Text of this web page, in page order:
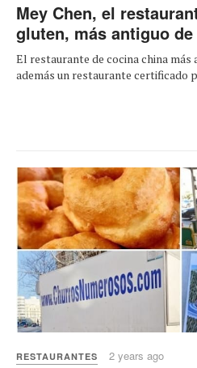
Mey Chen, el
gluten, más antiguo de
El restaurante de cocina china más
además un restaurante certificado
RESTAURANTES 2 years ago